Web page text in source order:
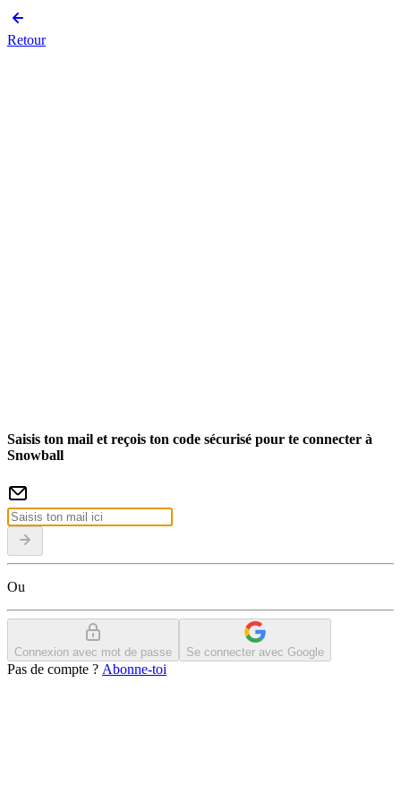
Retour
Saisis ton mail et reçois ton code sécurisé pour te connecter à
Snowball
Ou
Connexion avec mot de passe Se connecter avec Google
Pas de compte ? Abonne-toi